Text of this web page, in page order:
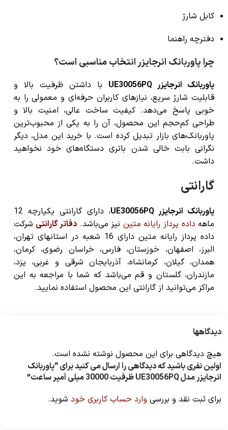
کابل شارژ
دفترچه راهنما
چرا پاوربانک انرجایزر انتخاب مناسبی است؟
پاوربانک انرجایزر UE30056PQ
با داشتن ظرفیت بالا و
قابلیت شارژ سریع، نیازهای کاربران حرفه‌ای و معمولی را به
خوبی پاسخ می‌دهد. کیفیت ساخت عالی، امنیت بالا و
طراحی کم‌حجم این محصول، آن را به یکی از محبوب‌ترین
پاوربانک‌های بازار تبدیل کرده است. با خرید این مدل، دیگر
نگرانی بابت خالی شدن باتری دستگاه‌های خود نخواهید
داشت.
گارانتی
پاوربانک انرجایزر UE30056PQ
، دارای گارانتی یکپارچه 12
ماههداده پرداز رایانه متین نیز می‌باشد. دفاتر گارانتی شرکت
داده پرداز رایانه متین دارای 16 شعبه در استانهای تهران،
البرز، اصفهان، خوزستان، فارس، خراسان رضوی، کرمان،
همدان، گیلان، کرمانشاه، آذربایجان شرقی و غربی، یزد،
مازندران، گلستان و قم می‌باشد که شما با مراجعه به این
مراکز می‌توانید از گارانتی این محصول استفاده نمایید.
دیدگاهها
هیچ دیدگاهی برای این محصول نوشته نشده است.
اولین نفری باشید که دیدگاهی را ارسال می کنید برای “پاوربانک
انرجایزر مدل UE30056PQ ظرفیت 30000 میلی آمپر ساعت”
برای ثبت نقد و بررسی وارد حساب کاربری خود شوید.